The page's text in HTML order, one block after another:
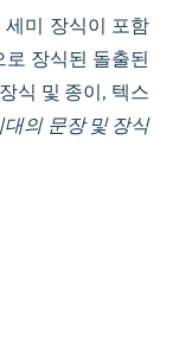
미 장식이 포함
장식된 돌출된
식 및 종이, 텍스
대의 문장 및 장식